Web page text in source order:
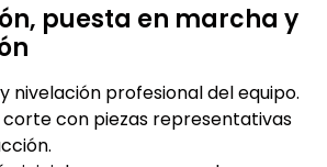
puesta en marcha y
nivelación profesional del equipo.
corte con piezas representativas